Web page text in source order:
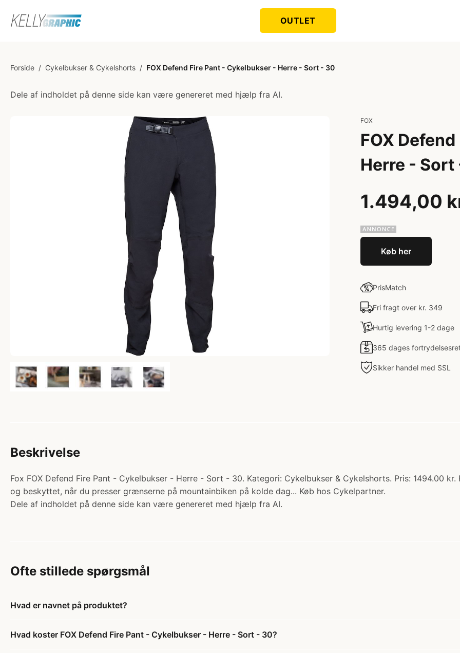
OUTLET
Forside / Cykelbukser & Cykelshorts / FOX Defend Fire Pant - Cykelbukser - Herre - Sort - 30
Dele af indholdet på denne side kan være genereret med hjælp fra AI.
FOX
FOX
Herre - Sort
1.494,00
Køb her
PrisMatch
Fri fragt over kr. 349
Hurtig levering 1-2 dage
365 dages
Sikker handel med SSL
Beskrivelse
Fox FOX Defend Fire Pant - Cykelbukser - Herre - Sort - 30. Kategori: Cykelbukser & Cykelshorts. Pris: 1494.00
og beskyttet, når du presser grænserne på mountainbiken på kolde dag... Køb hos Cykelpartner.
Dele af indholdet på denne side kan være genereret med hjælp fra AI.
Ofte stillede spørgsmål
Hvad er navnet på produktet?
Hvad koster FOX Defend Fire Pant - Cykelbukser - Herre - Sort - 30?